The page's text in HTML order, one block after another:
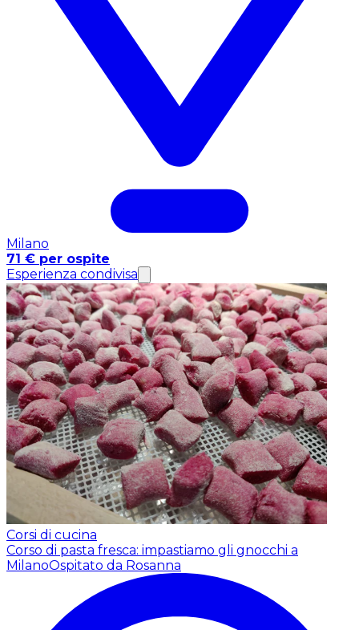
Milano
71 € per ospite
Esperienza condivisa
Corsi di cucina
Corso di pasta fresca: impastiamo gli gnocchi a
MilanoOspitato da Rosanna